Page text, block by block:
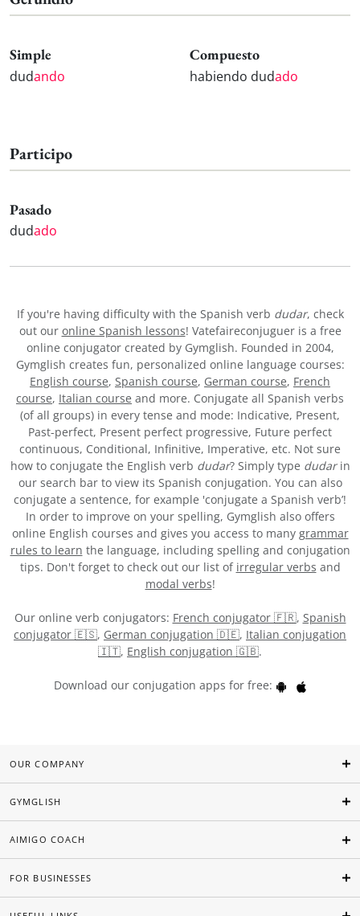
Simple
dudando
Compuesto
habiendo dudado
Participo
Pasado
dudado
If you're having difficulty with the Spanish verb dudar, check
out our online Spanish lessons! Vatefaireconjuguer is a free
online conjugator created by Gymglish. Founded in 2004,
Gymglish creates fun, personalized online language courses:
English course, Spanish course, German course, French
course, Italian course and more. Conjugate all Spanish verbs
(of all groups) in every tense and mode: Indicative, Present,
Past-perfect, Present perfect progressive, Future perfect
continuous, Conditional, Infinitive, Imperative, etc. Not sure
how to conjugate the English verb dudar? Simply type dudarin
our search bar to view its Spanish conjugation. You can also
conjugate a sentence, for example 'conjugate a Spanish verb’!
In order to improve on your spelling, Gymglish also offers
online English courses and gives you access to many grammar
rules to learn the language, including spelling and conjugation
tips. Don't forget to check out our list of irregular verbs and
modal verbs!
Our online verb conjugators: French conjugator 🇫🇷, Spanish
conjugator 🇪🇸, German conjugation 🇩🇪, Italian conjugation
🇮🇹, English conjugation 🇬🇧.
Download our conjugation apps for free:
OUR COMPANY
GYMGLISH
AIMIGO COACH
FOR BUSINESSES